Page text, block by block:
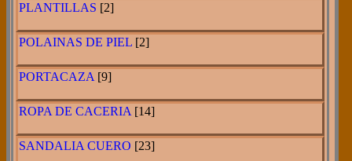
PLANTILLAS [2]
POLAINAS DE PIEL [2]
PORTACAZA [9]
ROPA DE CACERIA [14]
SANDALIA CUERO [23]